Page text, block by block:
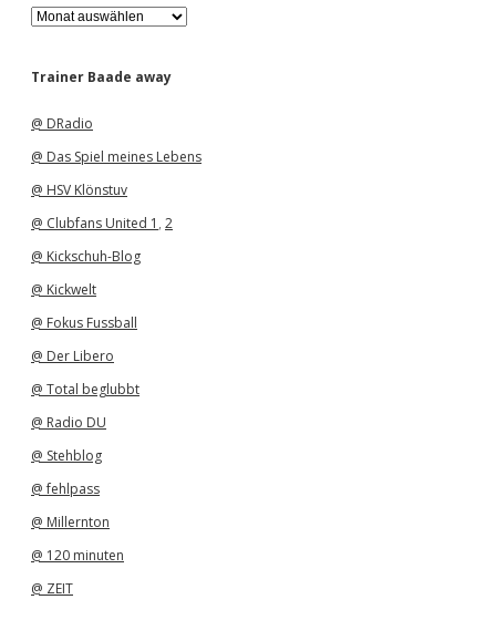
A
r
h
Trainer Baade away
@ DRadio
@ Das Spiel meines Lebens
@ HSV Klönstuv
@ Clubfans United 1 , 2
@ Kickschuh-Blog
@ Kickwelt
@ Fokus Fussball
@ Der Libero
@ Total beglubbt
@ Radio DU
@ Stehblog
@ fehlpass
@ Millernton
@ 120 minuten
@ ZEIT